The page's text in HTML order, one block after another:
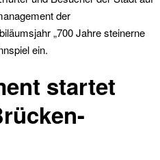
der
„700 Jahre steinerne
ein.
startet